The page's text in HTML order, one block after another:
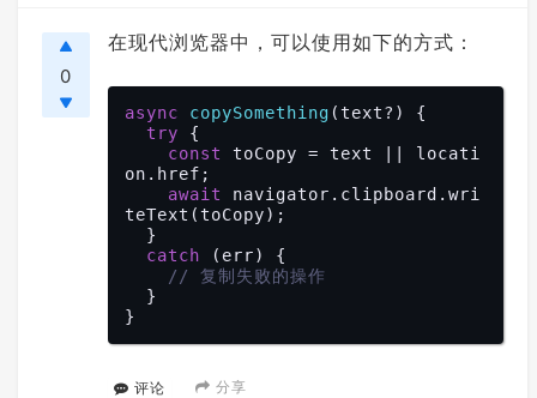
0
在现代浏览器中，可以使用如下的方式：
async copySomething (text? ) {
try {
const
toCopy = text || locati
on.href;
await
navigator.clipboard.wri
teText(toCopy);
catch (err) {
// 复制失败的操作
评论 分享